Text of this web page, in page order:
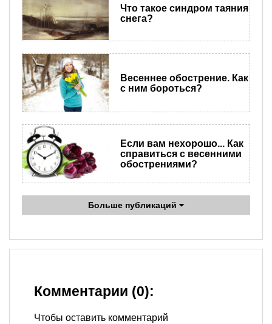
Что такое синдром таяния
снега?
Весеннее обострение. Как
с ним бороться?
Если вам нехорошо... Как
справиться с весенними
обострениями?
Больше публикаций
Комментарии (0):
Чтобы оставить комментарий